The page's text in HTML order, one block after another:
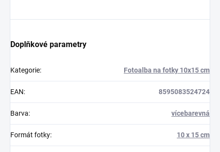
Doplňkové parametry
Kategorie: Fotoalba na fotky 10x15 cm
EAN: 8595083524724
Barva: vícebarevná
Formát fotky: 10 x 15 cm